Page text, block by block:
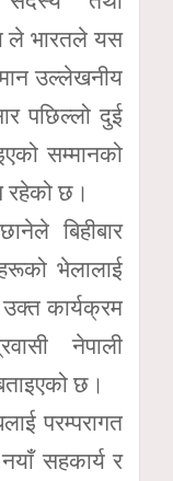
ले भारतले यस
उल्लेखनीय
पछिल्लो दुई
सम्मानको
रहेको छ।
बिहीबार
भेलालाई
कार्यक्रम
नेपाली
छ।
परम्परागत
सहकार्य र